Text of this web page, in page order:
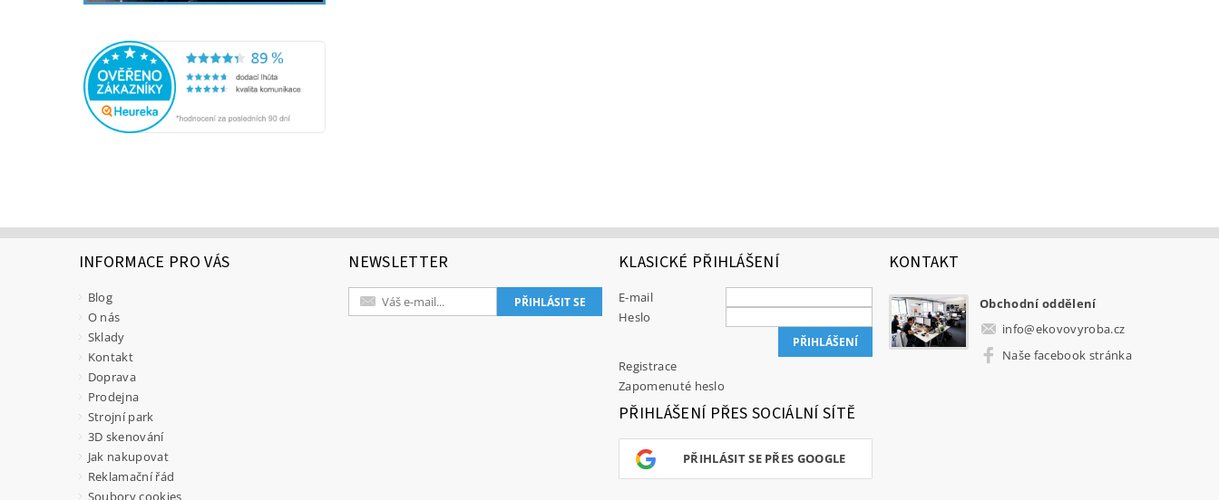
INFORMACE PRO VÁS
Blog
O nás
Sklady
Kontakt
Doprava
Prodejna
Strojní park
3D skenování
Jak nakupovat
Reklamační řád
Soubory cookies
NEWSLETTER KLASICKÉ PŘIHLÁŠENÍ
E-mail
Heslo
Registrace
Zapomenuté heslo
PŘIHLÁŠENÍ PŘES SOCIÁLNÍ SÍTĚ
PŘIHLÁSIT SE PŘES GOOGLE
KONTAKT
Obchodní oddělení
info@ekovovyroba.cz
Naše facebook stránka